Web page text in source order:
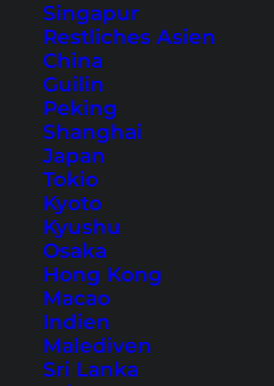
Singapur
Restliches Asien
China
Guilin
Peking
Shanghai
Japan
Tokio
Kyoto
Kyushu
Osaka
Hong Kong
Macao
Indien
Malediven
Sri Lanka
Tioman
Juara Beach
Aufgenommen wurde
derGoPro
Viel Spaß mit dem
von uns aus Thailand,
Philippinen und
auf unserem
entdecke mehr tolle Orte!